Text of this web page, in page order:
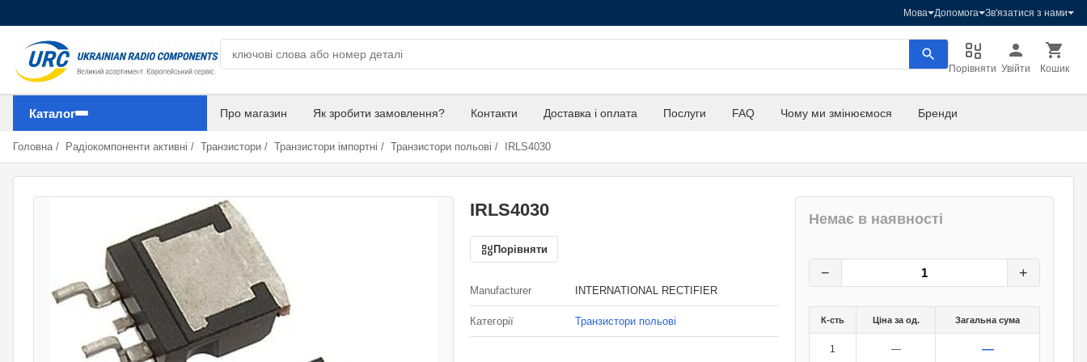
Мова Допомога Зв'язатися з нами
Порівняти Увійти Кошик
Каталог Про магазин Як зробити замовлення? Контакти Доставка і оплата Послуги FAQ Чому ми змінюємося Бренди
Головна / Радіокомпоненти активні / Транзистори / Транзистори імпортні / Транзистори польові / IRLS4030
IRLS4030
Порівняти
Manufacturer INTERNATIONAL RECTIFIER
Категорії Транзистори польові
Немає в наявності
− +
К-сть Ціна за од. Загальна сума
1 — —